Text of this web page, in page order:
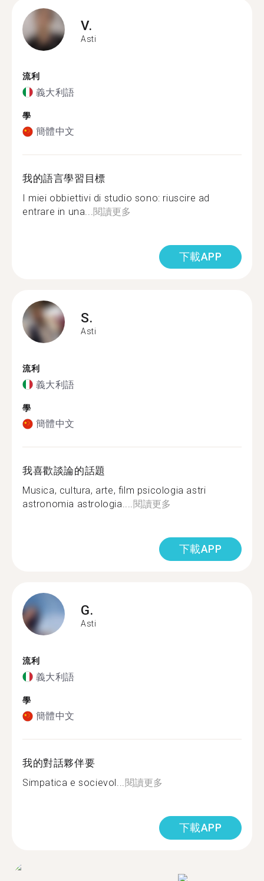
V.
Asti
流利
義大利語
學
簡體中文
我的語言學習目標
I miei obbiettivi di studio sono: riuscire ad
entrare in una...閱讀更多
下載APP
S.
Asti
流利
義大利語
學
簡體中文
我喜歡談論的話題
Musica, cultura, arte, film psicologia astri
astronomia astrologia....閱讀更多
下載APP
G.
Asti
流利
義大利語
學
簡體中文
我的對話夥伴要
Simpatica e socievol...閱讀更多
下載APP